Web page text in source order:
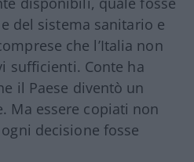
del sistema sanitario e
che l’Italia non
sufficienti. Conte ha
il Paese diventò un
Ma essere copiati non
decisione fosse